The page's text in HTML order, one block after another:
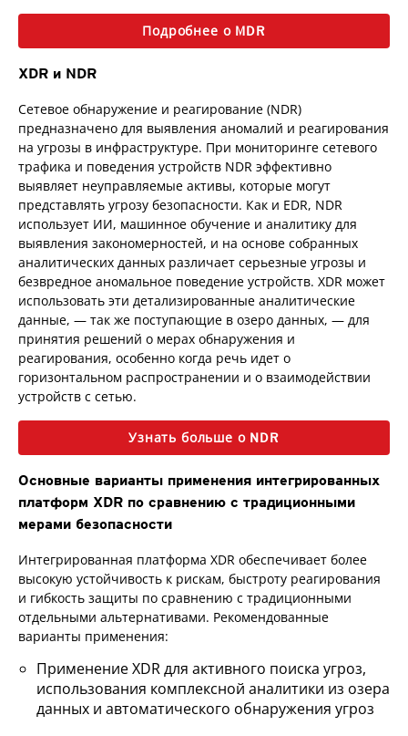
Подробнее о MDR
XDR и NDR
Сетевое обнаружение и реагирование (NDR)
предназначено для выявления аномалий и реагирования
на угрозы в инфраструктуре. При мониторинге сетевого
трафика и поведения устройств NDR эффективно
выявляет неуправляемые активы, которые могут
представлять угрозу безопасности. Как и EDR, NDR
использует ИИ, машинное обучение и аналитику для
выявления закономерностей, и на основе собранных
аналитических данных различает серьезные угрозы и
безвредное аномальное поведение устройств. XDR может
использовать эти детализированные аналитические
данные, — так же поступающие в озеро данных, — для
принятия решений о мерах обнаружения и
реагирования, особенно когда речь идет о
горизонтальном распространении и о взаимодействии
устройств с сетью.
Узнать больше о NDR
Основные варианты применения интегрированных
платформ XDR по сравнению с традиционными
мерами безопасности
Интегрированная платформа XDR обеспечивает более
высокую устойчивость к рискам, быстроту реагирования
и гибкость защиты по сравнению с традиционными
отдельными альтернативами. Рекомендованные
варианты применения:
Применение XDR для активного поиска угроз,
использования комплексной аналитики из озера
данных и автоматического обнаружения угроз